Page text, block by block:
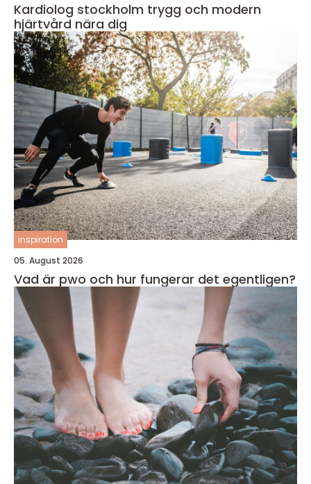
Kardiolog stockholm trygg och modern
hjärtvård nära dig
inspiration
05. August 2026
Vad är pwo och hur fungerar det egentligen?